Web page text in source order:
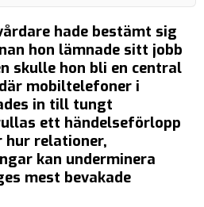
hade bestämt sig
hon lämnade sitt jobb
skulle hon bli en central
mobiltelefoner i
in till tungt
ett händelseförlopp
relationer,
kan underminera
mest bevakade